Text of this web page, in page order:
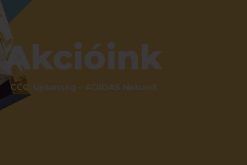
Akcióink
CCC: Újdonság – ADIDAS Nebzed